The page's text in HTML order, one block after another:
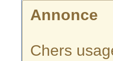
Annonce
Chers